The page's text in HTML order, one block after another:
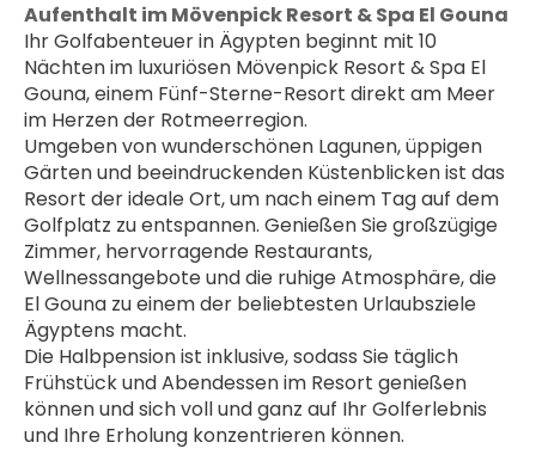
Aufenthalt im Mövenpick Resort & Spa El Gouna
Ihr Golfabenteuer in Ägypten beginnt mit 10
Nächten im luxuriösen Mövenpick Resort & Spa El
Gouna, einem Fünf-Sterne-Resort direkt am Meer
im Herzen der Rotmeerregion.
Umgeben von wunderschönen Lagunen, üppigen
Gärten und beeindruckenden Küstenblicken ist das
Resort der ideale Ort, um nach einem Tag auf dem
Golfplatz zu entspannen. Genießen Sie großzügige
Zimmer, hervorragende Restaurants,
Wellnessangebote und die ruhige Atmosphäre, die
El Gouna zu einem der beliebtesten Urlaubsziele
Ägyptens macht.
Die Halbpension ist inklusive, sodass Sie täglich
Frühstück und Abendessen im Resort genießen
können und sich voll und ganz auf Ihr Golferlebnis
und Ihre Erholung konzentrieren können.